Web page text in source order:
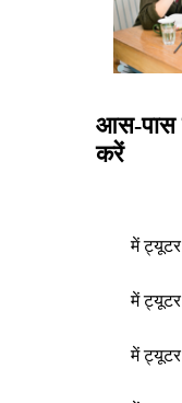
आस-पास
करें
में
में
में